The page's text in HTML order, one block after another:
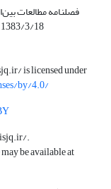
1383/3/18 از وزارت فرهنگ و ارشاد اسلامی است
is licensed under
by/4.0/
.
be available at